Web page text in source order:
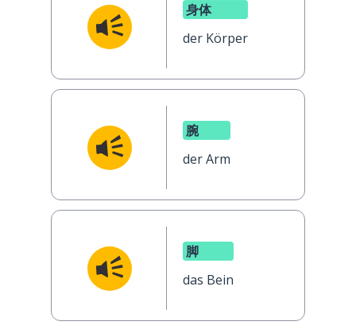
身体
der Körper
腕
der Arm
脚
das Bein